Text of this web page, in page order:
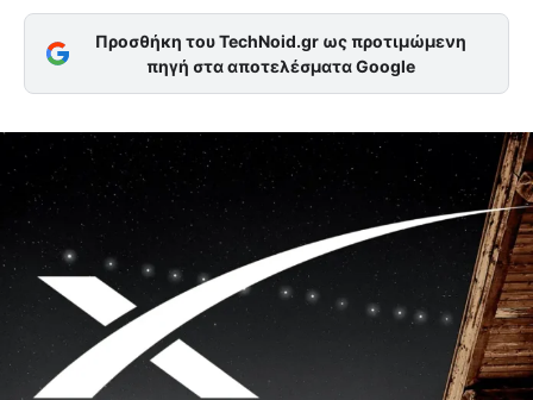
Προσθήκη του TechNoid.gr ως προτιμώμενη
πηγή στα αποτελέσματα Google